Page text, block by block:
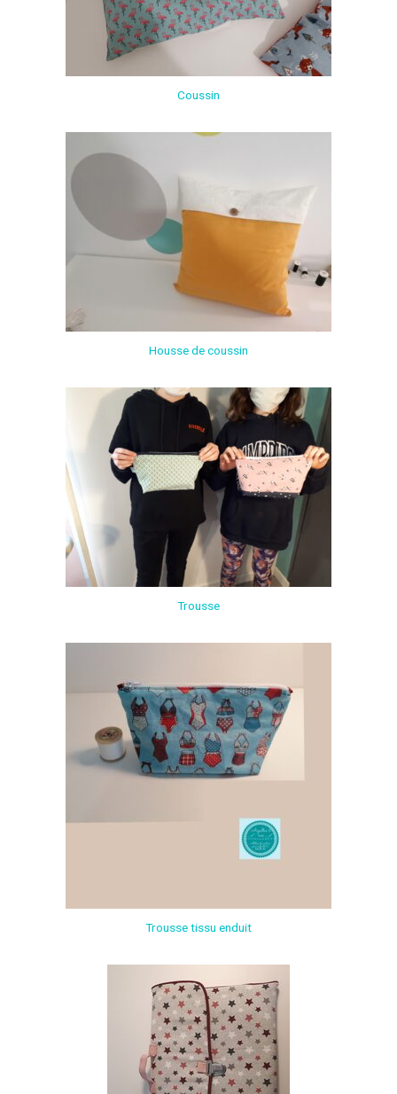
Coussin
Housse de coussin
Trousse
Trousse tissu enduit